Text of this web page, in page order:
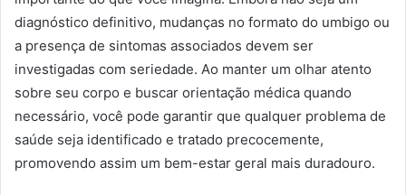
diagnóstico definitivo, mudanças no formato do umbigo ou
a presença de sintomas associados devem ser
investigadas com seriedade. Ao manter um olhar atento
sobre seu corpo e buscar orientação médica quando
necessário, você pode garantir que qualquer problema de
saúde seja identificado e tratado precocemente,
promovendo assim um bem-estar geral mais duradouro.